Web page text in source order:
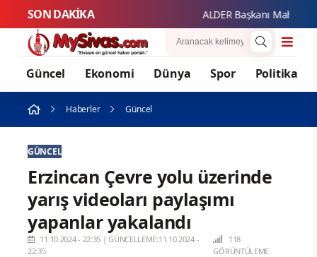
SON DAKİKA ALDER Başkanı Mahmut
Güncel Ekonomi Dünya Spor Politika
Haberler Güncel
GÜNCEL
Erzincan Çevre yolu üzerinde
yarış videoları paylaşımı
yapanlar yakalandı
11.10.2024 - 22:35 |GÜNCELLEME:11.10.2024 -
22:35
118
GÖRÜNTÜLEME